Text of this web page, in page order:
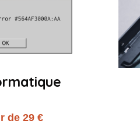
de 29 €